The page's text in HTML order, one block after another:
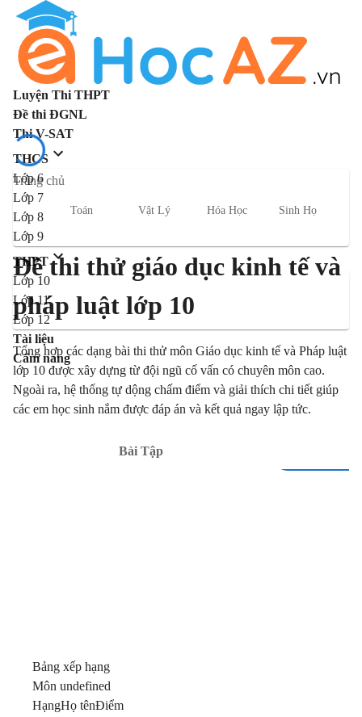
Luyện Thi THPT
Đề thi ĐGNL
Thi V-SAT
THCS
Lớp 6
Lớp 7
Lớp 8
Lớp 9
THPT
Lớp 10
Lớp 11
Lớp 12
Tài liệu
Cẩm nang
Trang chủ
Toán Vật Lý Hóa Học Sinh Học
Đề thi thử giáo dục kinh tế và
pháp luật lớp 10
Tổng hợp các dạng bài thi thử môn Giáo dục kinh tế và Pháp luật
lớp 10 được xây dựng từ đội ngũ cố vấn có chuyên môn cao.
Ngoài ra, hệ thống tự dộng chấm điểm và giải thích chi tiết giúp
các em học sinh nắm được đáp án và kết quả ngay lập tức.
Bài Tập
Bảng xếp hạng
Môn undefined
HạngHọ tênĐiểm